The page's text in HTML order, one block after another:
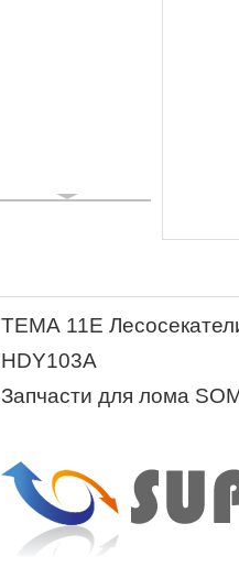
ТЕМА 11E
HDY103A
Запчасти для лома